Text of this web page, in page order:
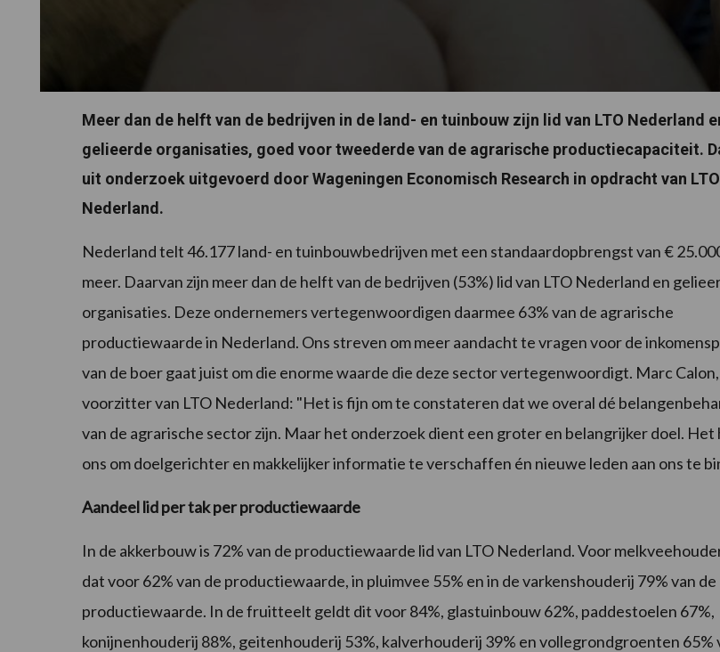
Meer dan de helft van de bedrijven in de land- en tuinbouw zijn lid van LTO Nederland
gelieerde organisaties, goed voor tweederde van de agrarische productiecapaciteit.
uit onderzoek uitgevoerd door Wageningen Economisch Research in opdracht van LTO
Nederland.
Nederland telt 46.177 land- en tuinbouwbedrijven met een standaardopbrengst van €
meer. Daarvan zijn meer dan de helft van de bedrijven (53%) lid van LTO Nederland en
organisaties. Deze ondernemers vertegenwoordigen daarmee 63% van de agrarische
productiewaarde in Nederland. Ons streven om meer aandacht te vragen voor de
van de boer gaat juist om die enorme waarde die deze sector vertegenwoordigt. Marc Calon,
voorzitter van LTO Nederland: "Het is fijn om te constateren dat we overal dé
van de agrarische sector zijn. Maar het onderzoek dient een groter en belangrijker doel. Het
ons om doelgerichter en makkelijker informatie te verschaffen én nieuwe leden aan ons te
Aandeel lid per tak per productiewaarde
In de akkerbouw is 72% van de productiewaarde lid van LTO Nederland. Voor
dat voor 62% van de productiewaarde, in pluimvee 55% en in de varkenshouderij 79% van de
productiewaarde. In de fruitteelt geldt dit voor 84%, glastuinbouw 62%, paddestoelen 67%,
konijnenhouderij 88%, geitenhouderij 53%, kalverhouderij 39% en vollegrondgroenten 65%